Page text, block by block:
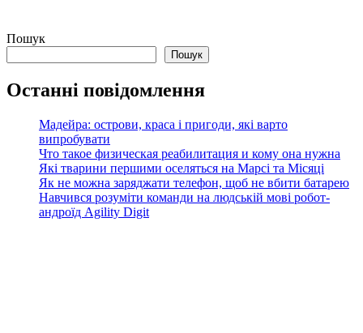
Пошук
Пошук
Останні повідомлення
Мадейра: острови, краса і пригоди, які варто
випробувати
Что такое физическая реабилитация и кому она нужна
Які тварини першими оселяться на Марсі та Місяці
Як не можна заряджати телефон, щоб не вбити батарею
Навчився розуміти команди на людській мові робот-
андроїд Agility Digit